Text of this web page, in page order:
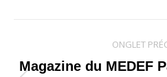
de
ONGLET
Magazine du MEDEF